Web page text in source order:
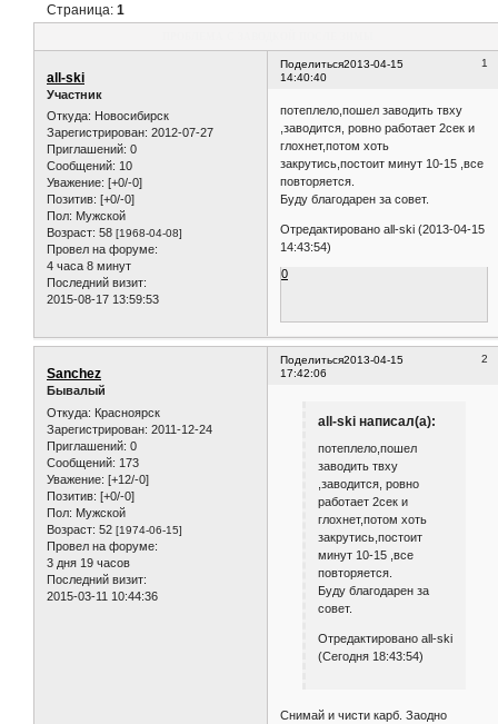
Страница:1
Поделиться 1
2013-04-15
14:40:40
all-ski
Участник
Откуда: Новосибирск
Зарегистрирован: 2012-07-27
Приглашений: 0
Сообщений: 10
Уважение: [+0/-0]
Позитив: [+0/-0]
Пол: Мужской
Возраст: 58 [1968-04-08]
Провел на форуме:
4 часа 8 минут
Последний визит:
2015-08-17 13:59:53
потеплело,пошел заводить твху
,заводится, ровно работает 2сек и
глохнет,потом хоть
закрутись,постоит минут 10-15 ,все
повторяется.
Буду благодарен за совет.
Отредактировано all-ski (2013-04-15
14:43:54)
0
Поделиться 2
2013-04-15
17:42:06
Sanchez
Бывалый
Откуда: Красноярск
Зарегистрирован: 2011-12-24
Приглашений: 0
Сообщений: 173
Уважение: [+12/-0]
Позитив: [+0/-0]
Пол: Мужской
Возраст: 52 [1974-06-15]
Провел на форуме:
3 дня 19 часов
Последний визит:
2015-03-11 10:44:36
all-ski написал(а):
потеплело,пошел
заводить твху
,заводится, ровно
работает 2сек и
глохнет,потом хоть
закрутись,постоит
минут 10-15 ,все
повторяется.
Буду благодарен за
совет.
Отредактировано all-ski
(Сегодня 18:43:54)
Снимай и чисти карб. Заодно